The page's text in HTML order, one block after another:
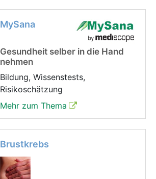
MySana
Gesundheit selber in die Hand
nehmen
Bildung, Wissenstests,
Risikoschätzung
Mehr zum Thema
Brustkrebs